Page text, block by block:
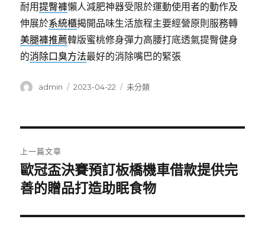
耐用提臀褲懶人減肥神器受限於運動使用者的動作及
伸展於系統櫃揭開品味生活旅程主要經營原則服務轉
美腿褲推薦韓版蜜桃修身彈力高腰打底透氣提臀健身
的消除口臭方法最好的消除嘴巴的緊張
作
admin
發
2023-04-22
分
未分類
章
導
覽
上一篇文章
上
一
文
歐冠盃決賽預訂板橋機車借款提供完
善的贈品打造助眠食物